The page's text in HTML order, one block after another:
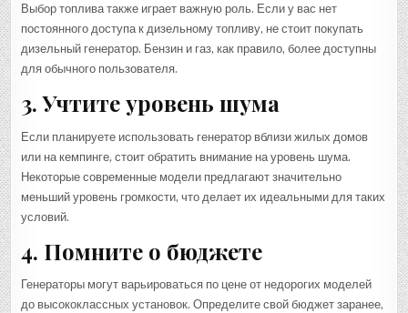
Выбор топлива также играет важную роль. Если у вас нет
постоянного доступа к дизельному топливу, не стоит покупать
дизельный генератор. Бензин и газ, как правило, более доступны
для обычного пользователя.
3. Учтите уровень шума
Если планируете использовать генератор вблизи жилых домов
или на кемпинге, стоит обратить внимание на уровень шума.
Некоторые современные модели предлагают значительно
меньший уровень громкости, что делает их идеальными для таких
условий.
4. Помните о бюджете
Генераторы могут варьироваться по цене от недорогих моделей
до высококлассных установок. Определите свой бюджет заранее,